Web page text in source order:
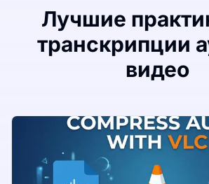
Лучшие
транскрипции
видео